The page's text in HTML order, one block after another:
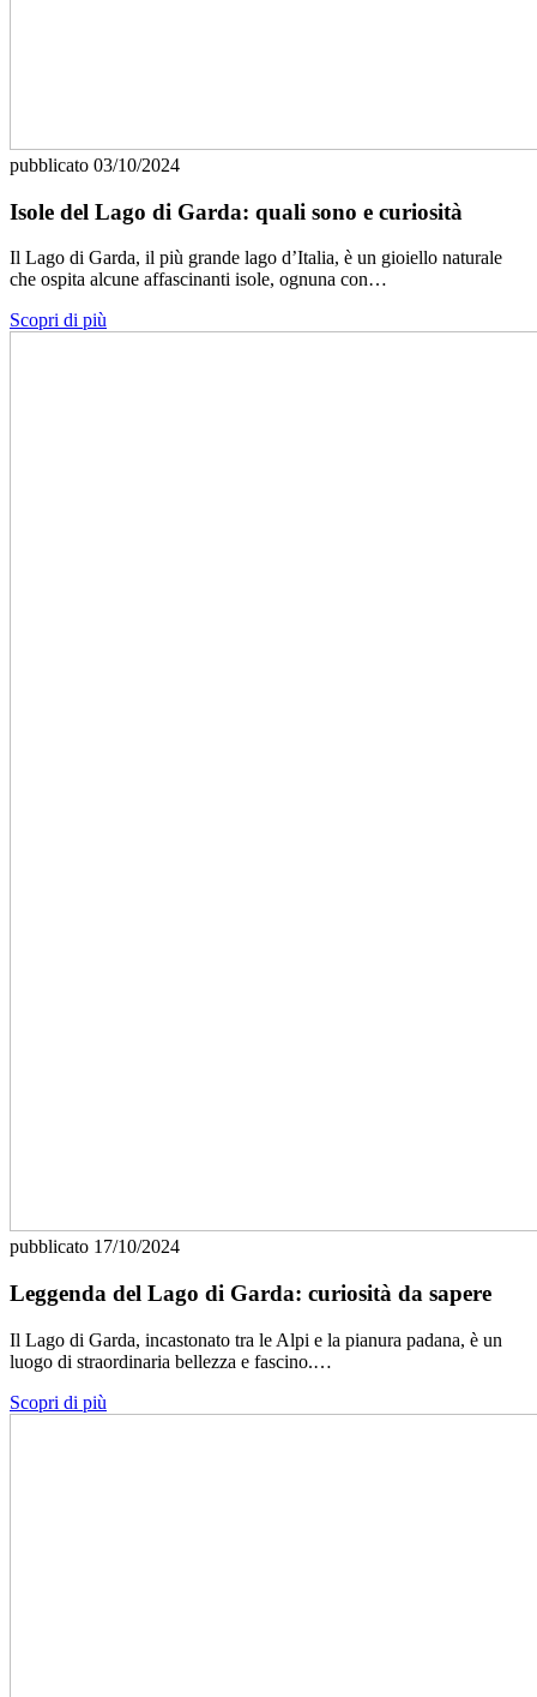
pubblicato 03/10/2024
Isole del Lago di Garda: quali sono e curiosità
Il Lago di Garda, il più grande lago d’Italia, è un gioiello naturale
che ospita alcune affascinanti isole, ognuna con…
Scopri di più
pubblicato 17/10/2024
Leggenda del Lago di Garda: curiosità da sapere
Il Lago di Garda, incastonato tra le Alpi e la pianura padana, è un
luogo di straordinaria bellezza e fascino.…
Scopri di più